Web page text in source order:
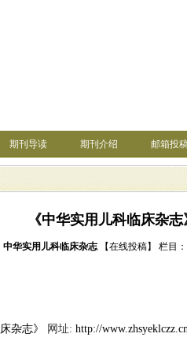
期刊导读 期刊介绍 邮箱投
《中华实用儿科临床杂
中华实用儿科临床杂志 【在线投稿】 栏目：
杂志》 网址: http://